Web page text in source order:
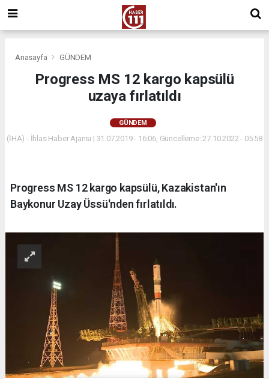
Anasayfa GÜNDEM
Progress MS 12 kargo kapsülü
uzaya fırlatıldı
GÜNDEM
(İHA) - İhlas Haber Ajansı | 31.07.2019 - 16:06, Güncelleme: 27.10.2022 - 05:58
Progress MS 12 kargo kapsülü, Kazakistan'ın
Baykonur Uzay Üssü'nden fırlatıldı.